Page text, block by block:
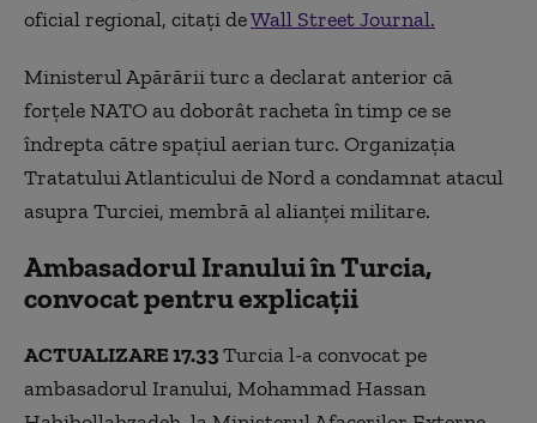
oficial regional, citați deWall Street Journal.
Ministerul Apărării turc a declarat anterior că
forțele NATO au doborât racheta în timp ce se
îndrepta către spațiul aerian turc. Organizația
Tratatului Atlanticului de Nord a condamnat atacul
asupra Turciei, membră al alianței militare.
Ambasadorul Iranului în Turcia,
convocat pentru explicații
ACTUALIZARE 17.33Turcia l-a convocat pe
ambasadorul Iranului, Mohammad Hassan